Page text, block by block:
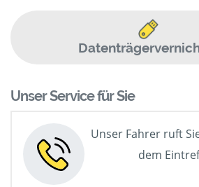
Unser Service für Sie
Unser Fahrer ruft
dem